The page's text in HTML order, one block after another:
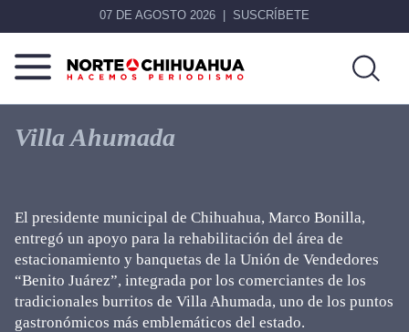
07 DE AGOSTO 2026 SUSCRÍBETE
Norte
De
Chihuahua
Más
que
noticias,
Villa Ahumada
El presidente municipal de Chihuahua, Marco Bonilla,
entregó un apoyo para la rehabilitación del área de
estacionamiento y banquetas de la Unión de Vendedores
“Benito Juárez”, integrada por los comerciantes de los
tradicionales burritos de Villa Ahumada, uno de los puntos
gastronómicos más emblemáticos del estado.